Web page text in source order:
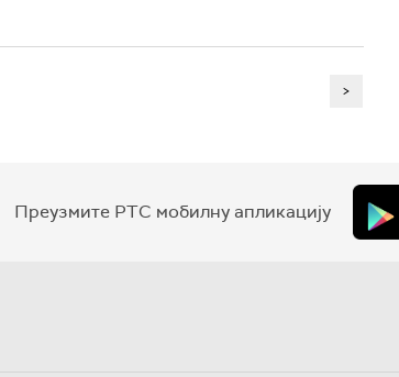
>
Преузмите РТС мобилну апликацију